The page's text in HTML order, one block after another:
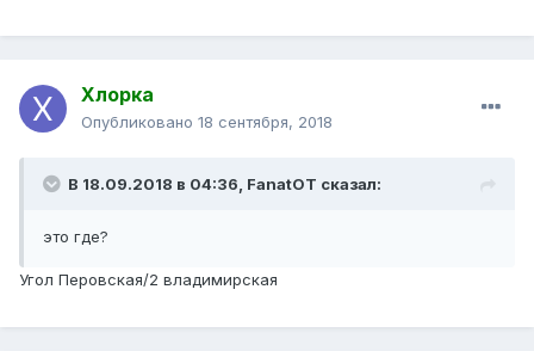
Хлорка
Опубликовано 18 сентября, 2018
В 18.09.2018 в 04:36, FanatOT сказал:
это где?
Угол Перовская/2 владимирская